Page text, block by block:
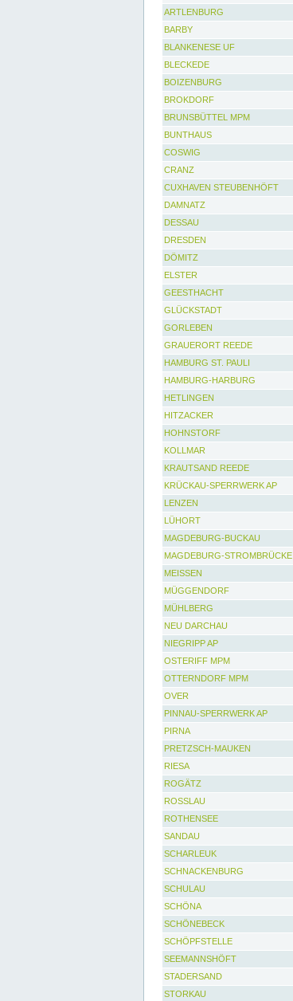
ARTLENBURG
BARBY
BLANKENESE UF
BLECKEDE
BOIZENBURG
BROKDORF
BRUNSBÜTTEL MPM
BUNTHAUS
COSWIG
CRANZ
CUXHAVEN STEUBENHÖFT
DAMNATZ
DESSAU
DRESDEN
DÖMITZ
ELSTER
GEESTHACHT
GLÜCKSTADT
GORLEBEN
GRAUERORT REEDE
HAMBURG ST. PAULI
HAMBURG-HARBURG
HETLINGEN
HITZACKER
HOHNSTORF
KOLLMAR
KRAUTSAND REEDE
KRÜCKAU-SPERRWERK AP
LENZEN
LÜHORT
MAGDEBURG-BUCKAU
MAGDEBURG-STROMBRÜCKE
MEISSEN
MÜGGENDORF
MÜHLBERG
NEU DARCHAU
NIEGRIPP AP
OSTERIFF MPM
OTTERNDORF MPM
OVER
PINNAU-SPERRWERK AP
PIRNA
PRETZSCH-MAUKEN
RIESA
ROGÄTZ
ROSSLAU
ROTHENSEE
SANDAU
SCHARLEUK
SCHNACKENBURG
SCHULAU
SCHÖNA
SCHÖNEBECK
SCHÖPFSTELLE
SEEMANNSHÖFT
STADERSAND
STORKAU